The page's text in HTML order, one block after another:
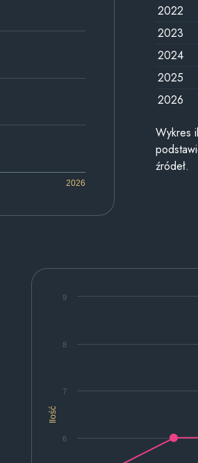
2026
2022
2023
2024
2025
2026
Wykres
źródeł.
Ilość
6
7
8
9